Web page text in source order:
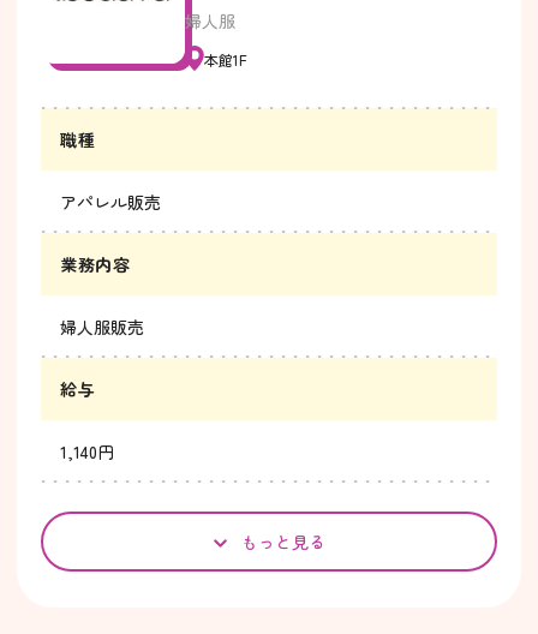
婦人服
本館1F
職種
アパレル販売
業務内容
婦人服販売
給与
1,140円
もっと見る